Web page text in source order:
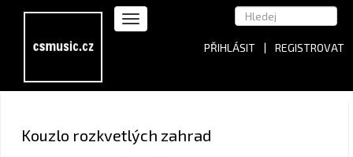
PŘIHLÁSIT | REGISTROVAT
Kouzlo rozkvetlých zahrad